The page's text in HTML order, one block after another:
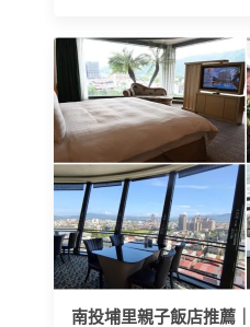
南投埔里親子飯店推薦